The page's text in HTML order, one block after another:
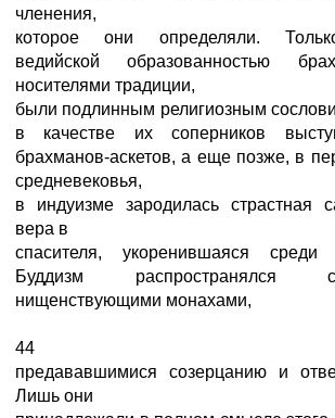
членения,
которое они определяли.
ведийской образованностью
носителями традиции,
были подлинным религиозным
в качестве их соперников
брахманов-аскетов, а еще позже, в
средневековья,
в индуизме зародилась страстная
вера в
спасителя, укоренившаяся
Буддизм распространялся
нищенствующими монахами,
44
предававшимися созерцанию и
Лишь они